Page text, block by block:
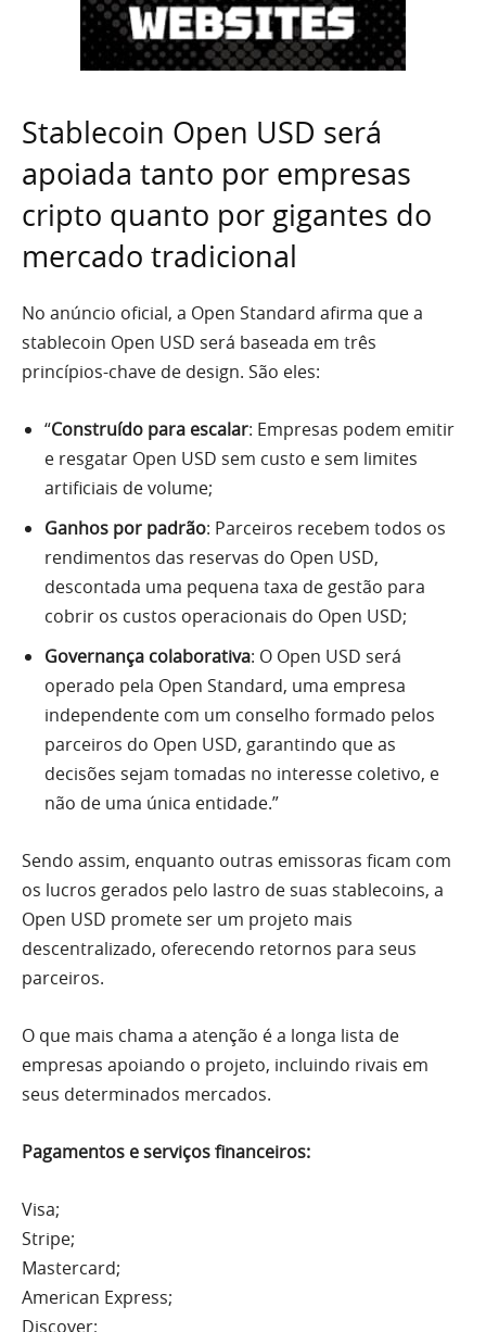
Stablecoin Open USD será
apoiada tanto por empresas
cripto quanto por gigantes do
mercado tradicional
No anúncio oficial, a Open Standard afirma que a
stablecoin Open USD será baseada em três
princípios-chave de design. São eles:
“Construído para escalar: Empresas podem emitir
e resgatar Open USD sem custo e sem limites
artificiais de volume;
Ganhos por padrão: Parceiros recebem todos os
rendimentos das reservas do Open USD,
descontada uma pequena taxa de gestão para
cobrir os custos operacionais do Open USD;
Governança colaborativa: O Open USD será
operado pela Open Standard, uma empresa
independente com um conselho formado pelos
parceiros do Open USD, garantindo que as
decisões sejam tomadas no interesse coletivo, e
não de uma única entidade.”
Sendo assim, enquanto outras emissoras ficam com
os lucros gerados pelo lastro de suas stablecoins, a
Open USD promete ser um projeto mais
descentralizado, oferecendo retornos para seus
parceiros.
O que mais chama a atenção é a longa lista de
empresas apoiando o projeto, incluindo rivais em
seus determinados mercados.
Pagamentos e serviços financeiros:
Visa;
Stripe;
Mastercard;
American Express;
Discover;